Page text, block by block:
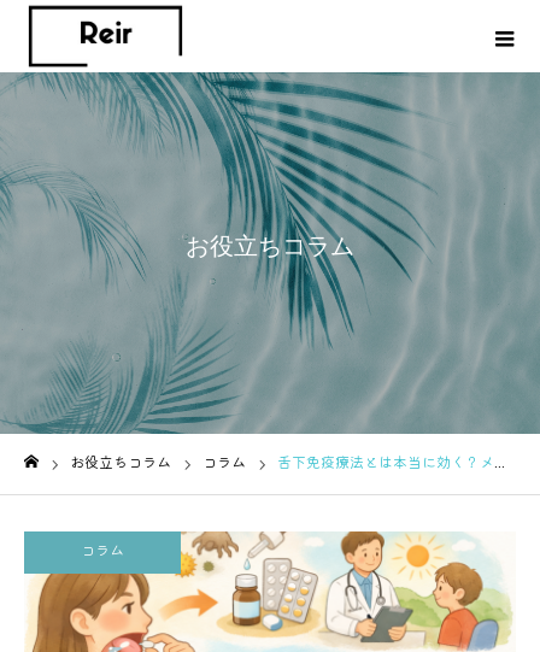
お役立ちコラム
お役立ちコラム コラム 舌下免疫療法とは本当に効く？メリット・デメリットを簡単解説
コラム